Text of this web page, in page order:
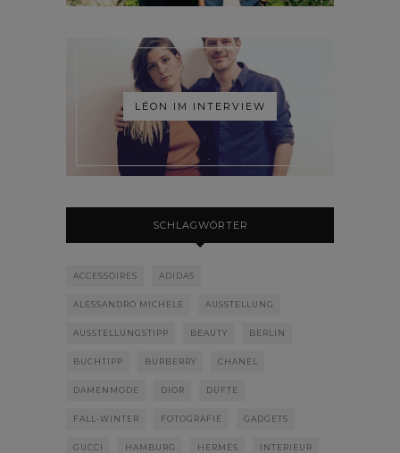
LÉON IM INTERVIEW
SCHLAGWÖRTER
ACCESSOIRES ADIDAS
ALESSANDRO MICHELE AUSSTELLUNG
AUSSTELLUNGSTIPP BEAUTY BERLIN
BUCHTIPP BURBERRY CHANEL
DAMENMODE DIOR DÜFTE
FALL-WINTER FOTOGRAFIE GADGETS
GUCCI HAMBURG HERMÈS INTERIEUR